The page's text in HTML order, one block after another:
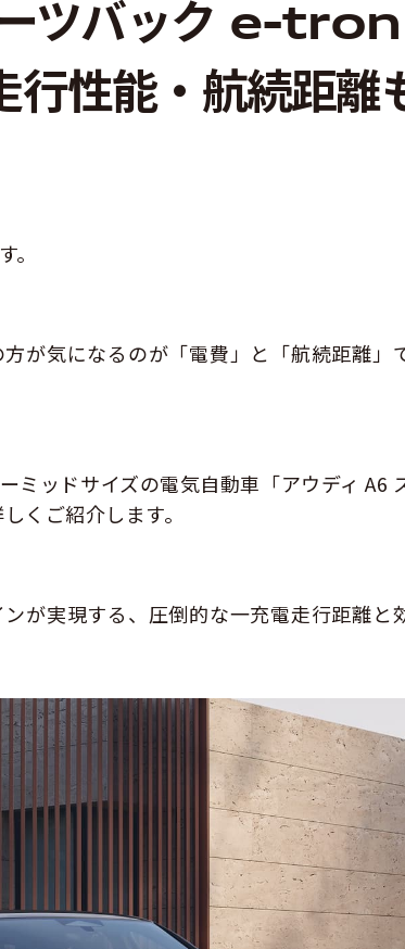
ツバック e-tron
行性能・航続距離
が気になるのが「電費」と「航続距離」
ミッドサイズの電気自動車「アウディ A6
くご紹介します。
が実現する、圧倒的な一充電走行距離と